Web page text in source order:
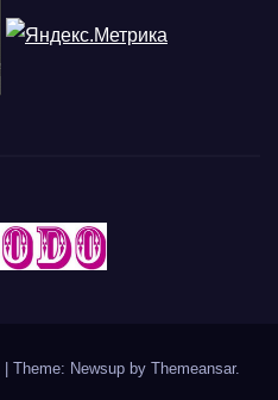
Theme: Newsup by Themeansar.